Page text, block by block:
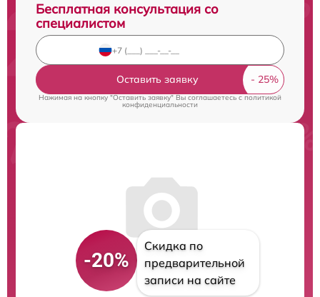
Бесплатная консультация со
специалистом
Оставить заявку
Нажимая на кнопку "Оставить заявку" Вы соглашаетесь cполитикой
конфиденциальности
-20%
Скидка по
предварительной
записи на сайте